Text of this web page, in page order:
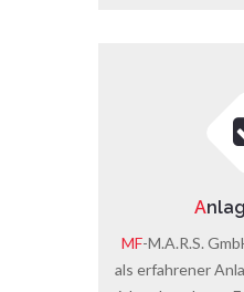
A
MF-M.A.R.S.
als erfahrener